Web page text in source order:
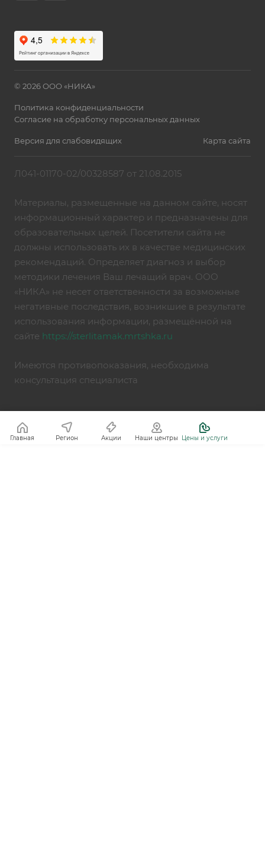
© 2026 ООО «НИКА»
Политика конфиденциальности
Согласие на обработку персональных данных
Версия для слабовидящих Карта сайта
Л041-01170-02/00328587 от 21.08.2015
Материалы, размещенные на данном сайте, носят
информационный характер и предназначены для
образовательных целей. Посетители сайта не
должны использовать их в качестве медицинских
рекомендаций. Определяет диагноз и выбор
методики лечения Ваш лечащий врач. ООО
«НИКА» не несет ответственности за возможные
негативные последствия, возникшие в результате
использования информации, размещённой на
сайте https://sterlitamak.mrtshka.ru
Имеются противопоказания, необходима
консультация специалиста
Главная Регион Акции Наши центры Цены и услуги